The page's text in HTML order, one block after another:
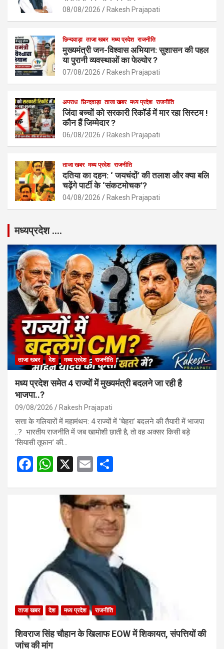
o
k
p
08/08/2026 Rakesh Prajapati
छिन्दवाड़ा ताजा खबर मध्य प्रदेश राजनीति
मुख्यमंत्री जन-विश्वास अभियान: सुशासन की पहल
या पुरानी व्यवस्थाओं का फेल्योर ?
07/08/2026 Rakesh Prajapati
अपराध छिन्दवाड़ा ताजा खबर मध्य प्रदेश राजनीति
जिंदा बच्चों को सरकारी रिकॉर्ड में मार रहा सिस्टम !
कौन हैं जिम्मेदार ?
06/08/2026 Rakesh Prajapati
ताजा खबर मध्य प्रदेश राजनीति
दतिया का दहन: ‘ जयचंदों’ की तलाश और क्या बलि
चढ़ेंगे पार्टी के ‘संकटमोचक’?
04/08/2026 Rakesh Prajapati
मध्यप्रदेश ….
ताजा खबर देश मध्य प्रदेश राजनीति
मध्य प्रदेश समेत 4 राज्यों में मुख्यमंत्री बदलने जा रही है
भाजपा..?
09/08/2026 Rakesh Prajapati
सत्ता के गलियारों में महामंथन: 4 राज्यों में ‘चेहरा’ बदलने की तैयारी में भाजपा
..? भारतीय राजनीति में जब खामोशी छाती है, तो वह अक्सर किसी बड़े
‘सियासी तूफान’ की…
F
W
at
s
A
p
X
E
ail ar
e
ताजा खबर देश मध्य प्रदेश राजनीति
शिवराज सिंह चौहान के खिलाफ EOW में शिकायत, संपत्तियों की
जांच की मांग